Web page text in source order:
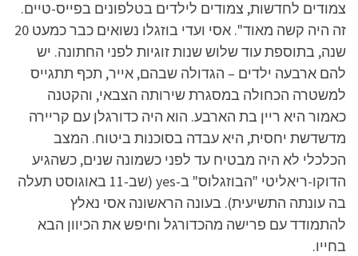
צמודים לחדשות, צמודים לילדים בטלפונים בפייס-טיים.
זה היה קשה מאוד". אסי ועדי בוזגלו נשואים כבר כמעט 20
שנה, בתוספת עוד שלוש שנות זוגיות לפני החתונה. יש
להם ארבעה ילדים – הגדולה שבהם, אייר, תכף תתגייס
למשטרה הכחולה במסגרת שירותה הצבאי, והקטנה
כאמור היא ריין בת הארבע. הוא היה כדורגלן עם קריירה
מדשדשת יחסית, היא עבדה בסוכנות ביטוח. המצב
הכלכלי לא היה מבטיח עד לפני כשמונה שנים, כשהגיע
הדוקו-ריאליטי "הבוזגלוס" ב-yes (שב-11 באוגוסט תעלה
בה עונתה התשיעית). בעונה הראשונה אסי נאלץ
להתמודד עם פרישה מהכדורגל וחיפש את הכיוון הבא
בחייו.